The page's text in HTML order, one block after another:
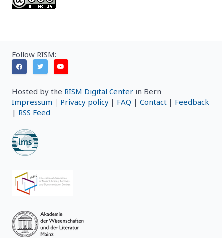
Follow RISM:
Hosted by the RISM Digital Center in Bern
Impressum | Privacy policy | FAQ | Contact | Feedback
| RSS Feed